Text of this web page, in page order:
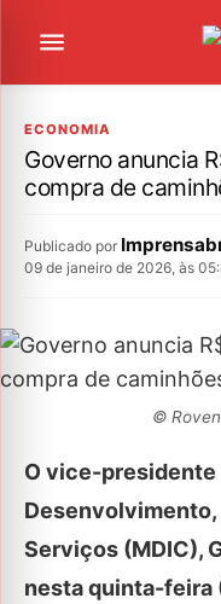
ECONOMIA
Governo anuncia
compra de
Publicado por
09 de janeiro de 2026, às
©
O vice-presidente
Serviços (MDIC),
nesta quinta-feira